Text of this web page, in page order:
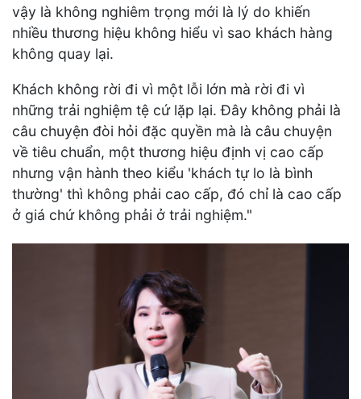
vậy là không nghiêm trọng mới là lý do khiến
nhiều thương hiệu không hiểu vì sao khách hàng
không quay lại.
Khách không rời đi vì một lỗi lớn mà rời đi vì
những trải nghiệm tệ cứ lặp lại. Đây không phải là
câu chuyện đòi hỏi đặc quyền mà là câu chuyện
về tiêu chuẩn, một thương hiệu định vị cao cấp
nhưng vận hành theo kiểu 'khách tự lo là bình
thường' thì không phải cao cấp, đó chỉ là cao cấp
ở giá chứ không phải ở trải nghiệm."